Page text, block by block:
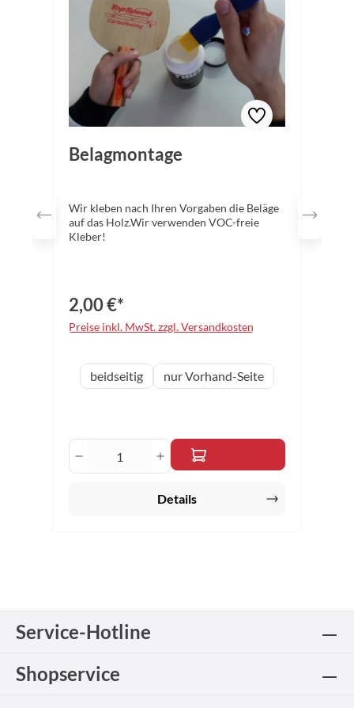
Belagmontage
Wir kleben nach Ihren Vorgaben die Beläge
auf das Holz.Wir verwenden VOC-freie
Kleber!
2,00 €*
Preise inkl. MwSt. zzgl. Versandkosten
Varianteauswählen
beidseitig nur Vorhand-Seite
Produkt Anzahl: Gib den
Details
Service-Hotline
Shopservice